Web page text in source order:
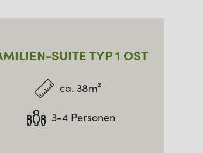
SUITE TYP 1 OST
ca. 38m²
3-4 Personen